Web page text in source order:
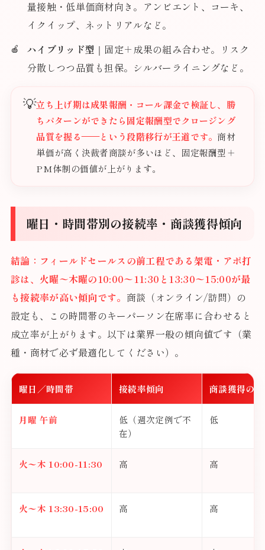
量接触・低単価商材向き。アンビエント、コーキ、
イクイップ、ネットリアルなど。
ハイブリッド型 ｜固定＋成果の組み合わせ。リスク
分散しつつ品質も担保。シルバーライニングなど。
💡立ち上げ期は成果報酬・コール課金で検証し、勝
ちパターンができたら固定報酬型でクロージング
品質を握る——という段階移行が王道です。 商材
単価が高く決裁者商談が多いほど、固定報酬型＋
PM体制の価値が上がります。
曜日・時間帯別の接続率・商談獲得傾向
結論：フィールドセールスの前工程である架電・アポ打
診は、火曜〜木曜の10:00〜11:30と13:30〜15:00が最
も接続率が高い傾向です。 商談（オンライン/訪問）の
設定も、この時間帯のキーパーソン在席率に合わせると
成立率が上がります。以下は業界一般の傾向値です（業
種・商材で必ず最適化してください）。
曜日／時間帯 接続率傾向 商談獲得の
月曜 午前
低（週次定例で不
在）
低
火〜木 10:00-11:30 高 高
火〜木 13:30-15:00 高 高